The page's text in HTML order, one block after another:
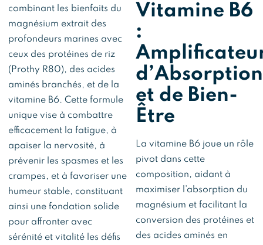
combinant les bienfaits du
magnésium extrait des
profondeurs marines avec
ceux des protéines de riz
(Prothy R80), des acides
aminés branchés, et de la
vitamine B6. Cette formule
unique vise à combattre
efficacement la fatigue, à
apaiser la nervosité, à
prévenir les spasmes et les
crampes, et à favoriser une
humeur stable, constituant
ainsi une fondation solide
pour affronter avec
sérénité et vitalité les défis
Vitamine B6
:
d’Absorption
et de Bien-
Être
La vitamine B6 joue un rôle
pivot dans cette
composition, aidant à
maximiser l’absorption du
magnésium et facilitant la
conversion des protéines et
des acides aminés en